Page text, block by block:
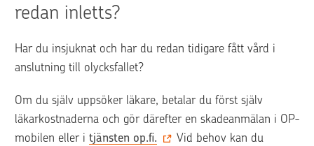
redan inletts?
Har du insjuknat och har du redan tidigare fått vård i
anslutning till olycksfallet?
Om du själv uppsöker läkare, betalar du först själv
läkarkostnaderna och gör därefter en skadeanmälan i OP-
mobilen eller i tjänsten op.fi.
Vid behov kan du